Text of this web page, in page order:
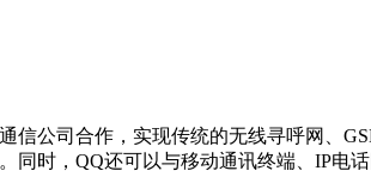
公司合作，实现传统的无线寻呼网、
时，QQ还可以与移动通讯终端、IP电